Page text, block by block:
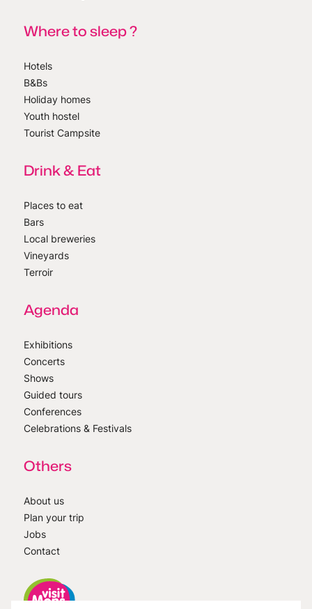
Where to sleep ?
Hotels
B&Bs
Holiday homes
Youth hostel
Tourist Campsite
Drink & Eat
Places to eat
Bars
Local breweries
Vineyards
Terroir
Agenda
Exhibitions
Concerts
Shows
Guided tours
Conferences
Celebrations & Festivals
Others
About us
Plan your trip
Jobs
Contact